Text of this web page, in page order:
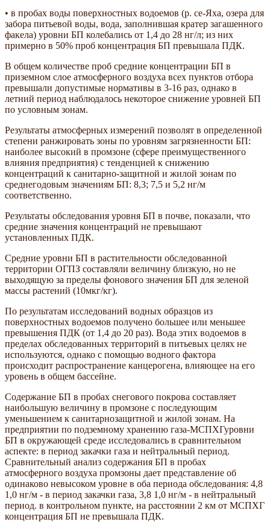
• в пробах воды поверхностных водоемов (р. се-Яха, озера для
забора питьевой воды, вода, заполнившая кратер загашенного
факела) уровни БП колебались от 1,4 до 28 нг/л; из них
примерно в 50% проб концентрация БП превышала ПДК.
В общем количестве проб средние концентрации БП в
приземном слое атмосферного воздуха всех пунктов отбора
превышали допустимые нормативы в 3-16 раз, однако в
летний период наблюдалось некоторое снижение уровней БП
по условным зонам.
Результаты атмосферных измерений позволят в определенной
степени ранжировать зоны по уровням загрязненности БП:
наиболее высокий в промзоне (сфере преимущественного
влияния предприятия) с тенденцией к снижению
концентраций к санитарно-защитной и жилой зонам по
среднегодовым значениям БП: 8,3; 7,5 и 5,2 нг/м
соответственно.
Результаты обследования уровня БП в почве, показали, что
средние значения концентраций не превышают
установленных ПДК.
Средние уровни БП в растительности обследованной
территории ОГПЗ составляли величину близкую, но не
выходящую за пределы фонового значения БП для зеленой
массы растений (10мкг/кг).
По результатам исследований водных образцов из
поверхностных водоемов получено большее или меньшее
превышения ПДК (от 1,4 до 20 раз). Вода этих водоемов в
пределах обследованных территорий в питьевых целях не
используются, однако с помощью водного фактора
происходит распространение канцерогена, влияющее на его
уровень в общем бассейне.
Содержание БП в пробах снегового покрова составляет
наибольшую величину в промзоне с последующим
уменьшением к санитарнозащитной и жилой зонам. На
предприятии по подземному хранению газа-МСПХГуровни
БП в окружающей среде исследовались в сравнительном
аспекте: в период закачки газа и нейтральный период.
Сравнительный анализ содержания БП в пробах
атмосферного воздуха промзоны дает представление об
одинаково невысоком уровне в оба периода обследования: 4,8
1,0 нг/м - в период закачки газа, 3,8 1,0 нг/м - в нейтральный
период. в контрольном пункте, на расстоянии 2 км от МСПХГ
концентрация БП не превышала ПДК.